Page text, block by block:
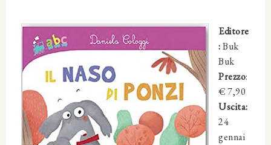
Editore
:Buk
Buk
Prezzo:
€7,90
Uscita:
24
gennai